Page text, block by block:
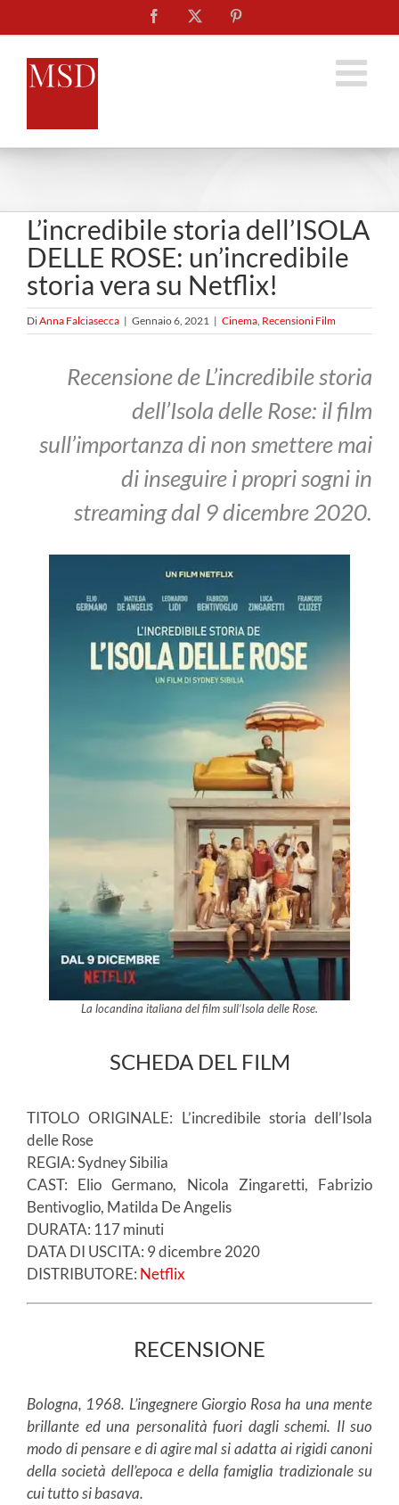
al
contenuto
Facebook
L’incredibile storia dell’ISOLA
DELLE ROSE: un’incredibile
storia vera su Netflix!
DiAnna Falciasecca | Gennaio 6, 2021 | Cinema, Recensioni Film
Recensione de L’incredibile storia
dell’Isola delle Rose: il film
sull’importanza di non smettere mai
di inseguire i propri sogni in
streaming dal 9 dicembre 2020.
La locandina italiana del film sull’Isola delle Rose.
SCHEDA DEL FILM
TITOLO ORIGINALE: L’incredibile storia dell’Isola
delle Rose
REGIA: Sydney Sibilia
CAST: Elio Germano, Nicola Zingaretti, Fabrizio
Bentivoglio, Matilda De Angelis
DURATA: 117 minuti
DATA DI USCITA: 9 dicembre 2020
DISTRIBUTORE: Netflix
RECENSIONE
Bologna, 1968. L’ingegnere Giorgio Rosa ha una mente
brillante ed una personalità fuori dagli schemi. Il suo
modo di pensare e di agire mal si adatta ai rigidi canoni
della società dell’epoca e della famiglia tradizionale su
cui tutto si basava.